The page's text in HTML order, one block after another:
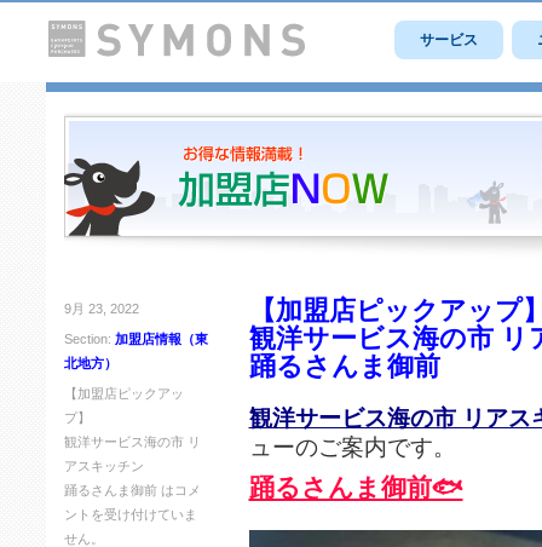
サービス
9月 23, 2022
Section: 加盟店情報（東
北地方）
【加盟店ピックアッ
プ】
観洋サービス海の市 リ
アスキッチン
踊るさんま御前 は コメ
ントを受け付けていま
せん。
【加盟店ピックアップ
観洋サービス海の市 リ
踊るさんま御前
観洋サービス海の市 リアス
ューのご案内です。
踊るさんま御前🐟